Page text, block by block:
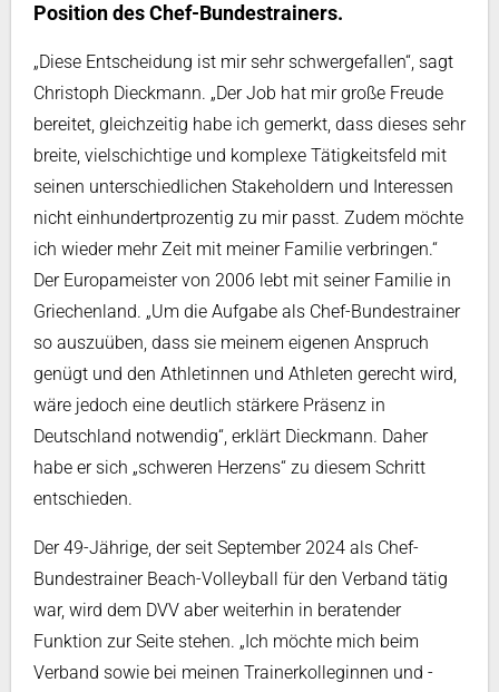
Position des Chef-Bundestrainers.
„Diese Entscheidung ist mir sehr schwergefallen“, sagt
Christoph Dieckmann. „Der Job hat mir große Freude
bereitet, gleichzeitig habe ich gemerkt, dass dieses sehr
breite, vielschichtige und komplexe Tätigkeitsfeld mit
seinen unterschiedlichen Stakeholdern und Interessen
nicht einhundertprozentig zu mir passt. Zudem möchte
ich wieder mehr Zeit mit meiner Familie verbringen.“
Der Europameister von 2006 lebt mit seiner Familie in
Griechenland. „Um die Aufgabe als Chef-Bundestrainer
so auszuüben, dass sie meinem eigenen Anspruch
genügt und den Athletinnen und Athleten gerecht wird,
wäre jedoch eine deutlich stärkere Präsenz in
Deutschland notwendig“, erklärt Dieckmann. Daher
habe er sich „schweren Herzens“ zu diesem Schritt
entschieden.
Der 49-Jährige, der seit September 2024 als Chef-
Bundestrainer Beach-Volleyball für den Verband tätig
war, wird dem DVV aber weiterhin in beratender
Funktion zur Seite stehen. „Ich möchte mich beim
Verband sowie bei meinen Trainerkolleginnen und -